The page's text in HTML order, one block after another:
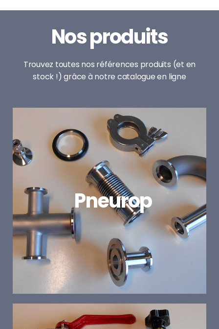
Nos produits
Trouvez toutes nos références produits (et en
stock !) grâce à notre catalogue en ligne
Pneurop